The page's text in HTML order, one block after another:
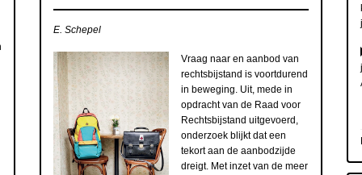
E. Schepel
Vraag naar en aanbod van
rechtsbijstand is voortdurend
in beweging. Uit, mede in
opdracht van de Raad voor
Rechtsbijstand uitgevoerd,
onderzoek blijkt dat een
tekort aan de aanbodzijde
dreigt. Met inzet van de meer